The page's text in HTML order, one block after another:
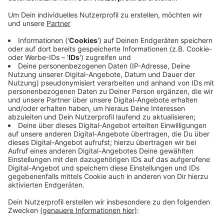
Anzeige
Die beiden Männer sollen sich sogar gekannt haben.
Als sich die beiden Autos nur leicht berührten, stieg
einer der beiden aus, ging zu dem anderen Auto und
schlug die Scheibe ein. Dann soll er mit einem Messer
auf den Fahrer eingestochen haben. Er kam
schwerverletzt in ein Krankenhaus - befindet sich aber
nicht in Lebensgefahr. Gegen den mutmaßliche Täter
ermittelt jetzt die Mordkommission.
Anzeige